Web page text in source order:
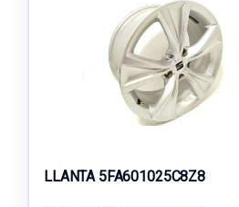
LLANTA 5FA601025C8Z8